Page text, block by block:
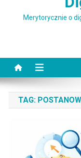
Merytorycznie o
TAG: